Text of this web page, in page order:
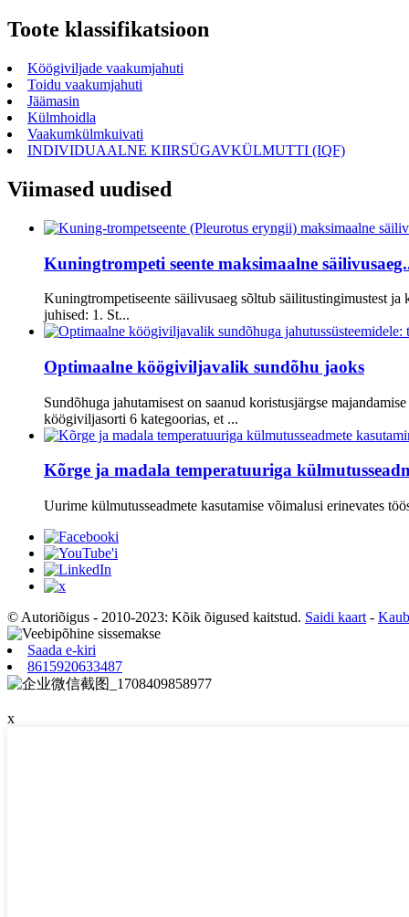
Toote klassifikatsioon
Köögiviljade vaakumjahuti
Toidu vaakumjahuti
Jäämasin
Külmhoidla
Vaakumkülmkuivati
INDIVIDUAALNE KIIRSÜGAVKÜLMUTTI (IQF)
Viimased uudised
Kuningtrompeti seente maksimaalne
Kuningtrompetiseente säilivusaeg sõltub säilitustingimustest
juhised: 1. St...
Optimaalne köögiviljavalik sundõhu jaoks
Sundõhuga jahutamisest on saanud koristusjärgse
köögiviljasorti 6 kategoorias, et ...
Kõrge ja madala temperatuuriga
Uurime külmutusseadmete kasutamise võimalusi erinevates
© Autoriõigus - 2010-2023: Kõik õigused kaitstud. Saidi kaart -
Saada e-kiri
8615920633487
x